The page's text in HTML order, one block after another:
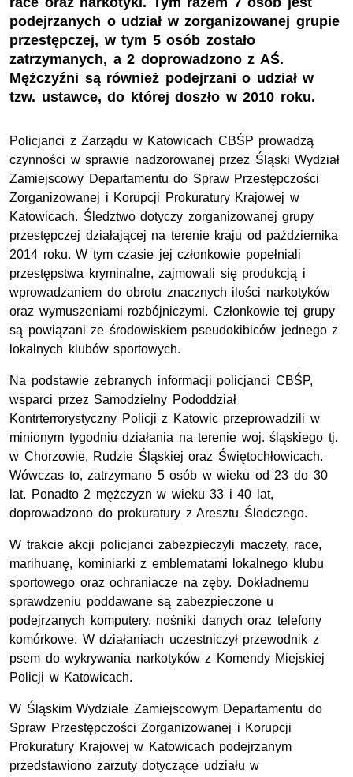
podejrzanych o udział w zorganizowanej grupie
przestępczej, w tym 5 osób zostało
zatrzymanych, a 2 doprowadzono z AŚ.
Mężczyźni są również podejrzani o udział w
tzw. ustawce, do której doszło w 2010 roku.
Policjanci z Zarządu w Katowicach CBŚP prowadzą
czynności w sprawie nadzorowanej przez Śląski Wydział
Zamiejscowy Departamentu do Spraw Przestępczości
Zorganizowanej i Korupcji Prokuratury Krajowej w
Katowicach. Śledztwo dotyczy zorganizowanej grupy
przestępczej działającej na terenie kraju od października
2014 roku. W tym czasie jej członkowie popełniali
przestępstwa kryminalne, zajmowali się produkcją i
wprowadzaniem do obrotu znacznych ilości narkotyków
oraz wymuszeniami rozbójniczymi. Członkowie tej grupy
są powiązani ze środowiskiem pseudokibiców jednego z
lokalnych klubów sportowych.
Na podstawie zebranych informacji policjanci CBŚP,
wsparci przez Samodzielny Pododdział
Kontrterrorystyczny Policji z Katowic przeprowadzili w
minionym tygodniu działania na terenie woj. śląskiego tj.
w Chorzowie, Rudzie Śląskiej oraz Świętochłowicach.
Wówczas to, zatrzymano 5 osób w wieku od 23 do 30
lat. Ponadto 2 mężczyzn w wieku 33 i 40 lat,
doprowadzono do prokuratury z Aresztu Śledczego.
W trakcie akcji policjanci zabezpieczyli maczety, race,
marihuanę, kominiarki z emblematami lokalnego klubu
sportowego oraz ochraniacze na zęby. Dokładnemu
sprawdzeniu poddawane są zabezpieczone u
podejrzanych komputery, nośniki danych oraz telefony
komórkowe. W działaniach uczestniczył przewodnik z
psem do wykrywania narkotyków z Komendy Miejskiej
Policji w Katowicach.
W Śląskim Wydziale Zamiejscowym Departamentu do
Spraw Przestępczości Zorganizowanej i Korupcji
Prokuratury Krajowej w Katowicach podejrzanym
przedstawiono zarzuty dotyczące udziału w